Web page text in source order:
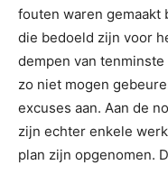
fouten waren gemaakt
die bedoeld zijn voor
dempen van
zo niet mogen
excuses aan. Aan de
zijn echter enkele
plan zijn opgenomen.